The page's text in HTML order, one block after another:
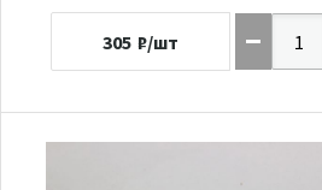
305 ₽/шт